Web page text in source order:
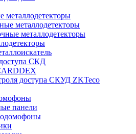
металлодетекторы
металлодетекторы
металлодетекторы
СКД
доступа СКУД ZKTeco
панели